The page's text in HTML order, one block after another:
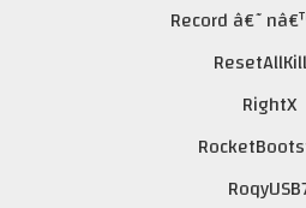
Record
RightX